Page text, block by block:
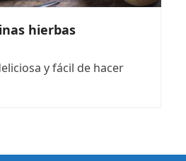
hierbas
y fácil de hacer